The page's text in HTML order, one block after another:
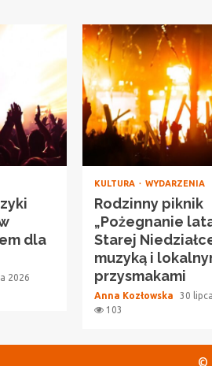
dla
2026
KULTURA WYDARZENIA
Rodzinny piknik
„Pożegnanie
Starej
muzyką i
przysmakami
Anna Kozłowska
30
103
©